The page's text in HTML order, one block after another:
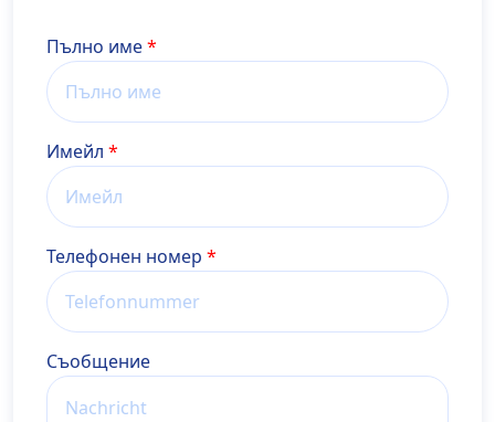
Name
Пълно име
Имейл
Телефонен номер
Cъобщение